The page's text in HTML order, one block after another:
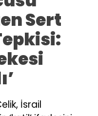
Sert
İsrail